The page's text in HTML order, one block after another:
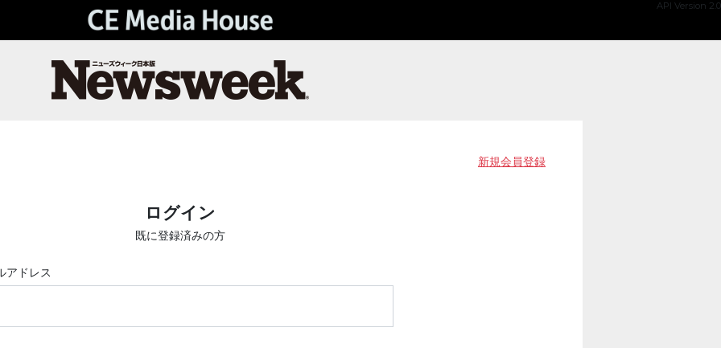
API Version 2.0
新規会員登録
ログイン
既に登録済みの方
アドレス